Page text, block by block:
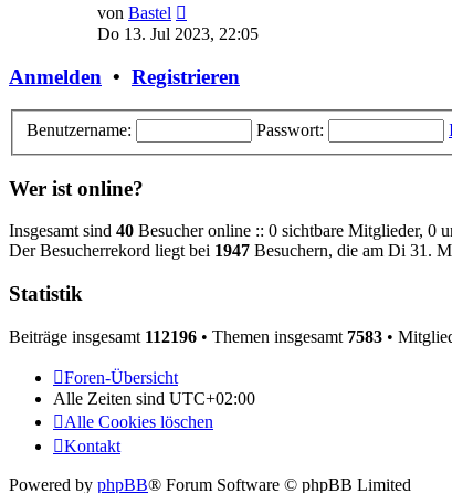
von Bastel
Beitrag
Do 13. Jul 2023, 22:05
Anmelden • Registrieren
Benutzername: Passwort:
Wer ist online?
Insgesamt sind 40 Besucher online :: 0 sichtbare Mitglieder, 0
Der Besucherrekord liegt bei 1947 Besuchern, die am Di 31.
Statistik
Beiträge insgesamt 112196 • Themen insgesamt 7583 •
Foren-Übersicht
Alle Zeiten sind UTC+02:00
Alle Cookies löschen
Kontakt
Powered by phpBB® Forum Software © phpBB Limited